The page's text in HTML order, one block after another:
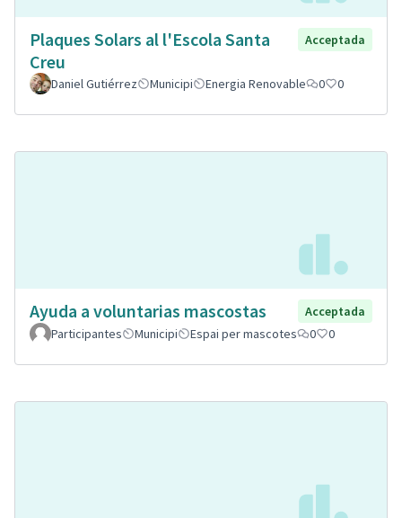
Plaques Solars al l'Escola Santa
Creu
Acceptada
Daniel Gutiérrez Municipi Energia Renovable 0 0
Ayuda a voluntarias mascostas
Acceptada
Participantes
Municipi Espai per mascotes 0 0